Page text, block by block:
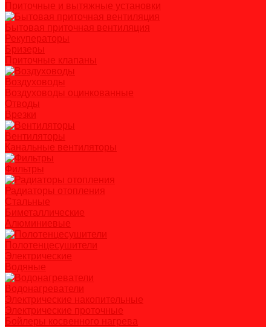
Приточные и вытяжные установки
Бытовая приточная вентиляция
Рекуператоры
Бризеры
Приточные клапаны
Воздуховоды
Воздуховоды оцинкованные
Отводы
Врезки
Вентиляторы
Канальные вентиляторы
Фильтры
Радиаторы отопления
Стальные
Биметаллические
Алюминиевые
Полотенцесушители
Электрические
Водяные
Водонагреватели
Электрические накопительные
Электрические проточные
Бойлеры косвенного нагрева